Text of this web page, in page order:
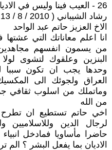
26 - العيب فينا وليس في الاديان
رشاد الشيباني ( 2010 / 8 / 13 - 16:14 )
الاخ العزيز حاتم عبد الواحد
انا اعلم معاناتك التي
من يسمون انفسهم
البنزين وعلقوك لتشوى
وحدها يجب ان تكون سببا
العراق ولجوئك الى
وماتملك من اسلوب ثقافي
من الله
اخي حاتم تستطيع ان تطرح
لرجال الدين
حاضرا مأساويا فمادخل
الاديان بما يفعل البشر ؟